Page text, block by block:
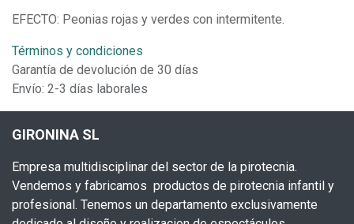
EFECTO: Peonias rojas y verdes con intermitente.
Términos y condiciones
Garantía de devolución de 30 días
Envío: 2-3 días laborales
GIRONINA SL
Empresa multidisciplinar del sector de la pirotecnia.
Vendemos y fabricamos productos de pirotecnia infantil y
profesional. Tenemos un departamento exclusivamente